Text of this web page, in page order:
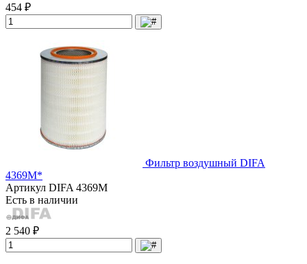
454 ₽
Фильтр воздушный DIFA
4369М*
Артикул DIFA 4369M
Есть в наличии
2 540 ₽